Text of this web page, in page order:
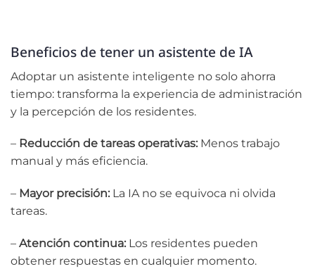
Beneficios de tener un asistente de IA
Adoptar un asistente inteligente no solo ahorra
tiempo: transforma la experiencia de administración
y la percepción de los residentes.
– Reducción de tareas operativas: Menos trabajo
manual y más eficiencia.
– Mayor precisión: La IA no se equivoca ni olvida
tareas.
– Atención continua: Los residentes pueden
obtener respuestas en cualquier momento.